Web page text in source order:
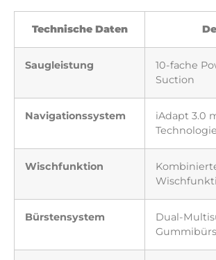
Technische Daten
Saugleistung
10-fache
Suction
Navigationssystem
iAdapt 3.0
Technologie
Wischfunktion
Bürstensystem
Dual-